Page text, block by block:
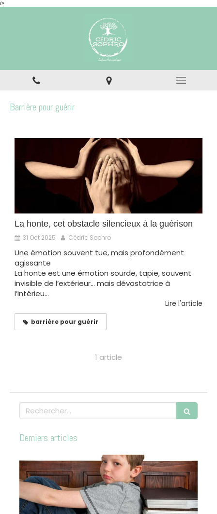
/>
Barrière pour guérir
La honte, cet obstacle silencieux à la guérison
31 Oct 2025 Cédric Sophro
Une émotion souvent tue, mais profondément
agissante
La honte est une émotion sourde, tapie, souvent
invisible de l’extérieur… mais dévastatrice à
l’intérieu...
Lire l'article
barrière pour guérir
1 article
Rechercher
Derniers articles